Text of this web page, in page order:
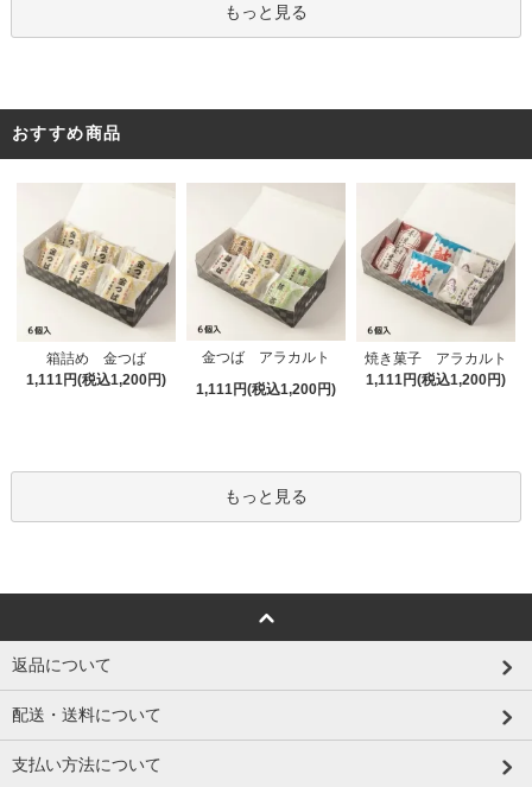
もっと見る
おすすめ商品
箱詰め 金つば
1,111円(税込1,200円)
金つば アラカルト
1,111円(税込1,200円)
焼き菓子 アラカルト
1,111円(税込1,200円)
もっと見る
返品について
配送・送料について
支払い方法について